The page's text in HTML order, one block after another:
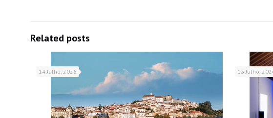
Related posts
14 Julho, 2026 13 Julho,